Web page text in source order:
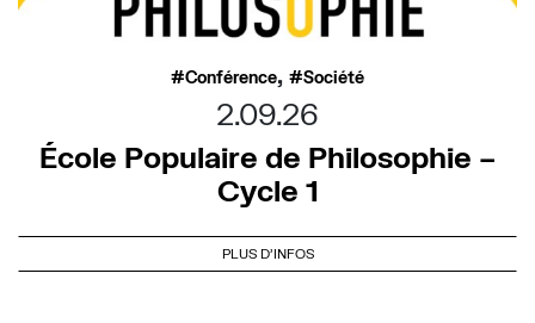
Conférence, Société
2.09.26
École Populaire de Philosophie –
Cycle 1
PLUS D'INFOS